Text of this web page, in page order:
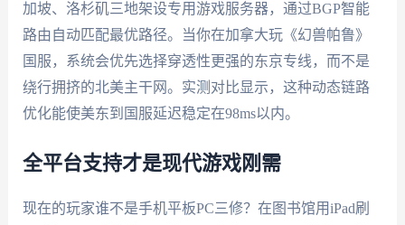
加坡、洛杉矶三地架设专用游戏服务器，通过BGP智能
路由自动匹配最优路径。当你在加拿大玩《幻兽帕鲁》
国服，系统会优先选择穿透性更强的东京专线，而不是
绕行拥挤的北美主干网。实测对比显示，这种动态链路
优化能使美东到国服延迟稳定在98ms以内。
全平台支持才是现代游戏刚需
现在的玩家谁不是手机平板PC三修？在图书馆用iPad刷